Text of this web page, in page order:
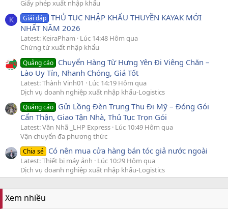
Giấy phép xuất nhập khẩu
K Giải đáp THỦ TỤC NHẬP KHẨU THUYỀN KAYAK MỚI
NHẤT NĂM 2026
Latest: KeiraPham
Lúc 14:48 Hôm qua
Chứng từ xuất nhập khẩu
Quảng cáo Chuyển Hàng Từ Hưng Yên Đi Viêng Chăn –
Lào Uy Tín, Nhanh Chóng, Giá Tốt
Latest: Thành Vinh01
Lúc 14:19 Hôm qua
Dịch vụ doanh nghiệp xuất nhập khẩu-Logistics
Quảng cáo Gửi Lồng Đèn Trung Thu Đi Mỹ – Đóng Gói
Cẩn Thận, Giao Tận Nhà, Thủ Tục Trọn Gói
Latest: Văn Nhã _LHP Express Lúc 10:49 Hôm qua
Vận chuyển đa phương thức
Chia sẻ Có nên mua cửa hàng bán tóc giả nước ngoài
Latest: Thiết bị máy ảnh
Lúc 10:29 Hôm qua
Dịch vụ doanh nghiệp xuất nhập khẩu-Logistics
Xem nhiều